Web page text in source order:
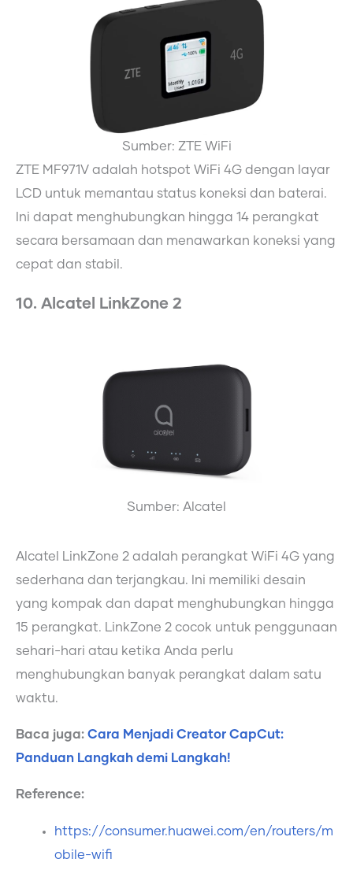
Sumber: ZTE WiFi
ZTE MF971V adalah hotspot WiFi 4G dengan layar
LCD untuk memantau status koneksi dan baterai.
Ini dapat menghubungkan hingga 14 perangkat
secara bersamaan dan menawarkan koneksi yang
cepat dan stabil.
10. Alcatel LinkZone 2
Sumber: Alcatel
Alcatel LinkZone 2 adalah perangkat WiFi 4G yang
sederhana dan terjangkau. Ini memiliki desain
yang kompak dan dapat menghubungkan hingga
15 perangkat. LinkZone 2 cocok untuk penggunaan
sehari-hari atau ketika Anda perlu
menghubungkan banyak perangkat dalam satu
waktu.
Baca juga: Cara Menjadi Creator CapCut:
Panduan Langkah demi Langkah!
Reference:
https://consumer.huawei.com/en/routers/m
obile-wifi